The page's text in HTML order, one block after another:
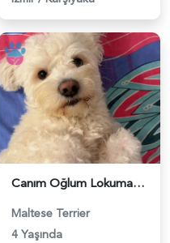
Canım Oğlum Lokuma Eş Arıyoruz - 118983903
Maltese Terrier
4 Yaşında